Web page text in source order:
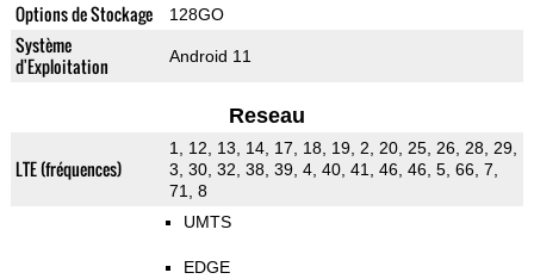
Options de Stockage 128GO
Système
d'Exploitation
Android 11
Reseau
LTE (fréquences)
1, 12, 13, 14, 17, 18, 19, 2, 20, 25, 26, 28, 29,
3, 30, 32, 38, 39, 4, 40, 41, 46, 46, 5, 66, 7,
71, 8
UMTS
EDGE